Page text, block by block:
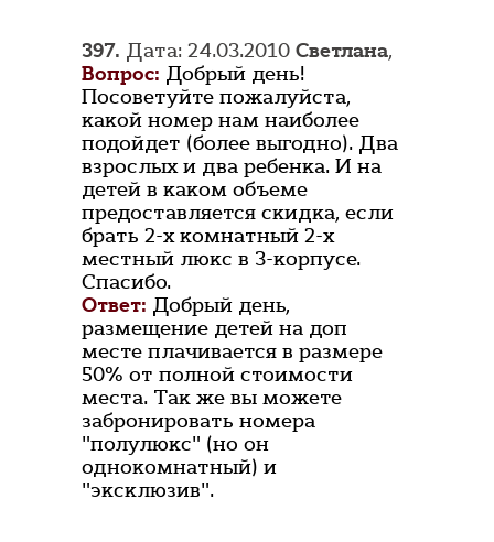
397. Дата: 24.03.2010 Светлана,
Вопрос: Добрый день!
Посоветуйте пожалуйста,
какой номер нам наиболее
подойдет (более выгодно). Два
взрослых и два ребенка. И на
детей в каком объеме
предоставляется скидка, если
брать 2-х комнатный 2-х
местный люкс в 3-корпусе.
Спасибо.
Ответ: Добрый день,
размещение детей на доп
месте плачивается в размере
50% от полной стоимости
места. Так же вы можете
забронировать номера
"полулюкс" (но он
однокомнатный) и
"эксклюзив".